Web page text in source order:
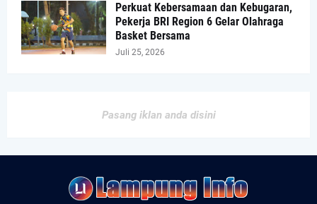
Perkuat Kebersamaan dan Kebugaran,
Pekerja BRI Region 6 Gelar Olahraga
Basket Bersama
Juli 25, 2026
Pasang iklan anda disini